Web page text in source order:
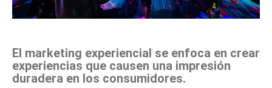
El marketing experiencial se enfoca en crear
experiencias que causen una impresión
duradera en los consumidores.